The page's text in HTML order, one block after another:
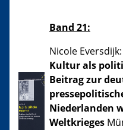
Band 21:
Nicole Eversdijk:
Kultur als
Beitrag zur
Niederlanden
Weltkrieges